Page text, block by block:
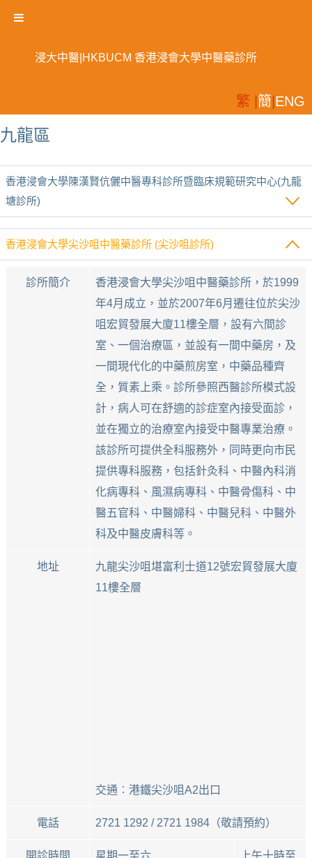
九龍區
香港浸會大學陳漢賢伉儷中醫專科診所暨臨床規範研究中心(九龍
塘診所)
香港浸會大學尖沙咀中醫藥診所 (尖沙咀診所)
診所簡介
香港浸會大學尖沙咀中醫藥診所，於1999
年4月成立，並於2007年6月遷往位於尖沙
咀宏貿發展大廈11樓全層，設有六間診
室、一個治療區，並設有一間中藥房，及
一間現代化的中藥煎房室，中藥品種齊
全，質素上乘。診所參照西醫診所模式設
計，病人可在舒適的診症室內接受面診，
並在獨立的治療室內接受中醫專業治療。
該診所可提供全科服務外，同時更向市民
提供專科服務，包括針灸科、中醫內科消
化病專科、風濕病專科、中醫骨傷科、中
醫五官科、中醫婦科、中醫兒科、中醫外
科及中醫皮膚科等。
地址
九龍尖沙咀堪富利士道12號宏貿發展大廈
11樓全層
交通︰港鐵尖沙咀A2出口
電話 2721 1292 / 2721 1984（敬請預約）
開診時間 星期一至六
上午十時至
浸大中醫|HKBUCM 香港浸會大學中醫藥診所
繁 | 簡 ENG